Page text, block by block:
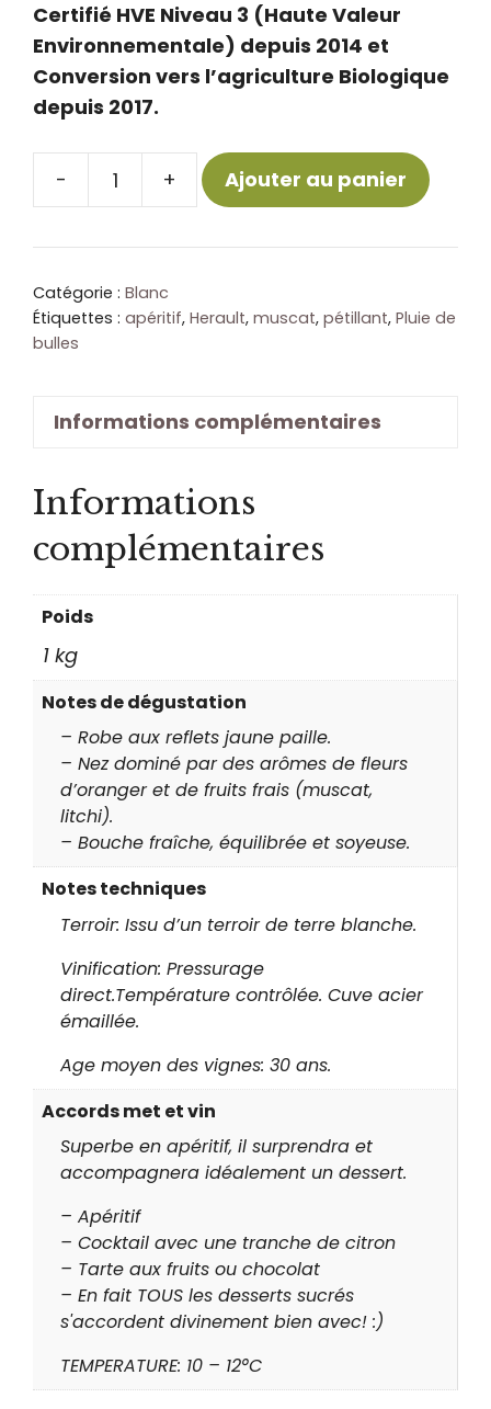
Certifié HVE Niveau 3 (Haute Valeur
Environnementale) depuis 2014 et
Conversion vers l’agriculture Biologique
depuis 2017.
-
quantité
Pétillant
de
+ Ajouter au panier
Catégorie : Blanc
Étiquettes : apéritif, Herault, muscat, pétillant, Pluie de
bulles
Informations complémentaires
Informations
complémentaires
Poids
1 kg
Notes de dégustation
– Robe aux reflets jaune paille.
– Nez dominé par des arômes de fleurs
d’oranger et de fruits frais (muscat,
litchi).
– Bouche fraîche, équilibrée et soyeuse.
Notes techniques
Terroir: Issu d’un terroir de terre blanche.
Vinification: Pressurage
direct.Température contrôlée. Cuve acier
émaillée.
Age moyen des vignes: 30 ans.
Accords met et vin
Superbe en apéritif, il surprendra et
accompagnera idéalement un dessert.
– Apéritif
– Cocktail avec une tranche de citron
– Tarte aux fruits ou chocolat
– En fait TOUS les desserts sucrés
s'accordent divinement bien avec! :)
TEMPERATURE: 10 – 12°C